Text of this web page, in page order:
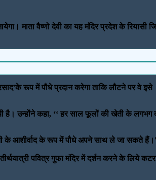
माता वैष्णो देवी का यह मंदिर प्रदेश के रियासी
रूप में पौधे प्रदान करेगा ताकि लौटने पर वे इसे
है। उन्होंने कहा, ‘‘ हर साल फूलों की खेती के
के आशीर्वाद के रूप में पौधे अपने साथ ले जा सकते
पवित्र गुफा मंदिर में दर्शन करने के लिये